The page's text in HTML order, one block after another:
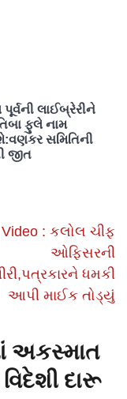
લાઈબ્રેરીને
ફુલે નામ
સમિતિની
જીત
Video : કલોલ ચીફ
ઓફિસરની
ધમકી
આપી માઈક તોડ્યું
અકસ્માત
દારૂ